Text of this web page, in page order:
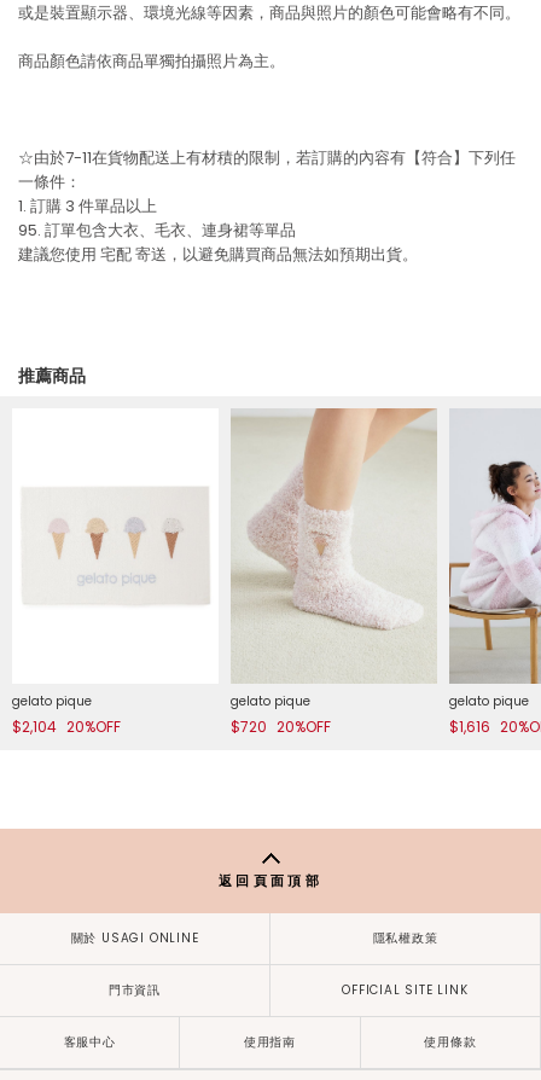
或是裝置顯示器、環境光線等因素，商品與照片的顏色可能會略有不同。
商品顏色請依商品單獨拍攝照片為主。
☆由於7-11在貨物配送上有材積的限制，若訂購的內容有【符合】下列任
一條件：
1. 訂購 3 件單品以上
95. 訂單包含大衣、毛衣、連身裙等單品
建議您使用 宅配寄送，以避免購買商品無法如預期出貨。
推薦商品
gelato pique
$2,104 20%OFF
gelato pique
$720 20%OFF
gelato pique
$1,616
返回頁面頂部
關於 USAGI ONLINE 隱私權政策
門市資訊 OFFICIAL SITE LINK
客服中心 使用指南 使用條款